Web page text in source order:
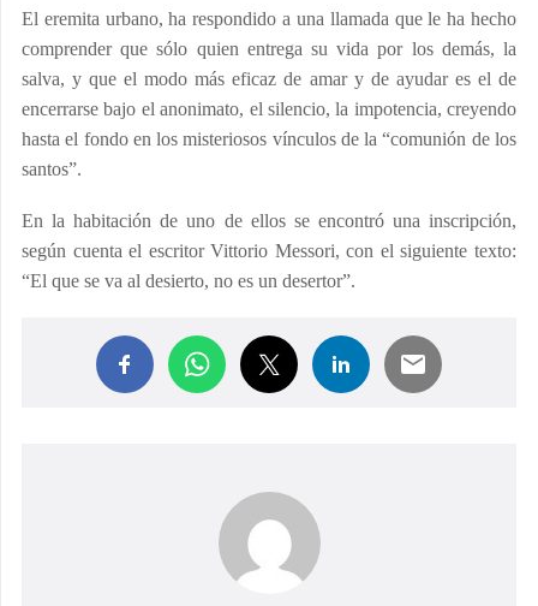
El eremita urbano, ha respondido a una llamada que le ha hecho
comprender que sólo quien entrega su vida por los demás, la
salva, y que el modo más eficaz de amar y de ayudar es el de
encerrarse bajo el anonimato, el silencio, la impotencia, creyendo
hasta el fondo en los misteriosos vínculos de la “comunión de los
santos”.
En la habitación de uno de ellos se encontró una inscripción,
según cuenta el escritor Vittorio Messori, con el siguiente texto:
“El que se va al desierto, no es un desertor”.